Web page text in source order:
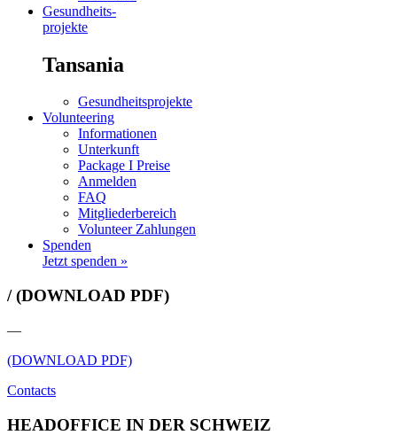
Gesundheits-
projekte
Tansania
Gesundheitsprojekte
Volunteering
Informationen
Unterkunft
Package I Preise
Anmelden
FAQ
Mitgliederbereich
Volunteer Zahlungen
Spenden
Jetzt spenden »
/ (DOWNLOAD PDF)
—
(DOWNLOAD PDF)
Contacts
HEADOFFICE IN DER SCHWEIZ